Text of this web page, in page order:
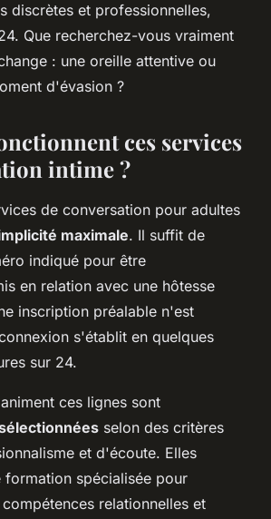
discrètes et professionnelles,
Que recherchez-vous vraiment
: une oreille attentive ou
d'évasion ?
ces services
intime ?
de conversation pour adultes
maximale. Il suffit de
indiqué pour être
en relation avec une hôtesse
inscription préalable n'est
s'établit en quelques
sur 24.
ces lignes sont
selon des critères
et d'écoute. Elles
spécialisée pour
relationnelles et